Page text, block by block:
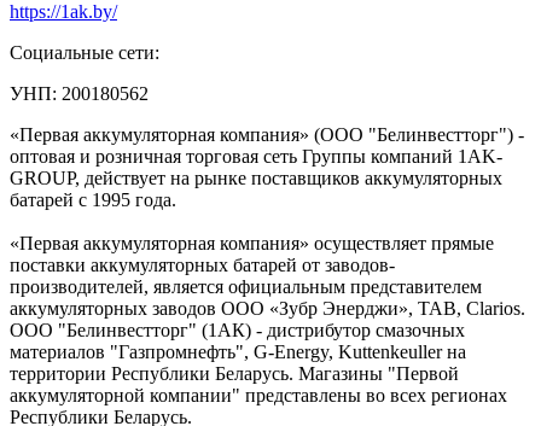
https://1ak.by/
Социальные сети:
УНП: 200180562
«Первая аккумуляторная компания» (ООО "Белинвестторг") -
оптовая и розничная торговая сеть Группы компаний 1AK-
GROUP, действует на рынке поставщиков аккумуляторных
батарей с 1995 года.
«Первая аккумуляторная компания» осуществляет прямые
поставки аккумуляторных батарей от заводов-
производителей, является официальным представителем
аккумуляторных заводов ООО «Зубр Энерджи», TAB, Clarios.
ООО "Белинвестторг" (1АК) - дистрибутор смазочных
материалов "Газпромнефть", G-Energy, Kuttenkeuller на
территории Республики Беларусь. Магазины "Первой
аккумуляторной компании" представлены во всех регионах
Республики Беларусь.